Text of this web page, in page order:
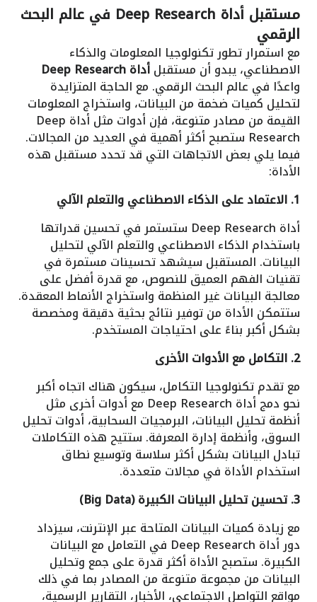
مستقبل أداة Deep Research في عالم البحث
الرقمي
مع استمرار تطور تكنولوجيا المعلومات والذكاء
الاصطناعي، يبدو أن مستقبلأداة Deep Research
واعدًا في عالم البحث الرقمي. مع الحاجة المتزايدة
لتحليل كميات ضخمة من البيانات، واستخراج المعلومات
القيمة من مصادر متنوعة، فإن أدوات مثل أداة Deep
Research ستصبح أكثر أهمية في العديد من المجالات.
فيما يلي بعض الاتجاهات التي قد تحدد مستقبل هذه
الأداة:
1. الاعتماد على الذكاء الاصطناعي والتعلم الآلي
أداة Deep Research ستستمر في تحسين قدراتها
باستخدام الذكاء الاصطناعي والتعلم الآلي لتحليل
البيانات. المستقبل سيشهد تحسينات مستمرة في
تقنيات الفهم العميق للنصوص، مع قدرة أفضل على
معالجة البيانات غير المنظمة واستخراج الأنماط المعقدة.
ستتمكن الأداة من توفير نتائج بحثية دقيقة ومخصصة
بشكل أكبر بناءً على احتياجات المستخدم.
2. التكامل مع الأدوات الأخرى
مع تقدم تكنولوجيا التكامل، سيكون هناك اتجاه أكبر
نحو دمج أداة Deep Research مع أدوات أخرى مثل
أنظمة تحليل البيانات، البرمجيات السحابية، أدوات تحليل
السوق، وأنظمة إدارة المعرفة. ستتيح هذه التكاملات
تبادل البيانات بشكل أكثر سلاسة وتوسيع نطاق
استخدام الأداة في مجالات متعددة.
3. تحسين تحليل البيانات الكبيرة (Big Data)
مع زيادة كميات البيانات المتاحة عبر الإنترنت، سيزداد
دور أداة Deep Research في التعامل مع البيانات
الكبيرة. ستصبح الأداة أكثر قدرة على جمع وتحليل
البيانات من مجموعة متنوعة من المصادر بما في ذلك
مواقع التواصل الاجتماعي، الأخبار، التقارير الرسمية،